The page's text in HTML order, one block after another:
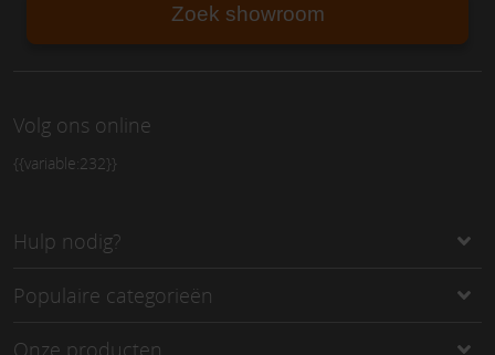
Zoek showroom
Volg ons online
{{variable:232}}
Hulp nodig?
Populaire categorieën
Onze producten